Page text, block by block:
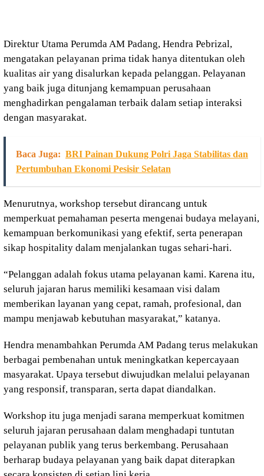
Direktur Utama Perumda AM Padang, Hendra Pebrizal,
mengatakan pelayanan prima tidak hanya ditentukan oleh
kualitas air yang disalurkan kepada pelanggan. Pelayanan
yang baik juga ditunjang kemampuan perusahaan
menghadirkan pengalaman terbaik dalam setiap interaksi
dengan masyarakat.
Baca Juga: BRI Painan Dukung Polri Jaga Stabilitas dan
Pertumbuhan Ekonomi Pesisir Selatan
Menurutnya, workshop tersebut dirancang untuk
memperkuat pemahaman peserta mengenai budaya melayani,
kemampuan berkomunikasi yang efektif, serta penerapan
sikap hospitality dalam menjalankan tugas sehari-hari.
“Pelanggan adalah fokus utama pelayanan kami. Karena itu,
seluruh jajaran harus memiliki kesamaan visi dalam
memberikan layanan yang cepat, ramah, profesional, dan
mampu menjawab kebutuhan masyarakat,” katanya.
Hendra menambahkan Perumda AM Padang terus melakukan
berbagai pembenahan untuk meningkatkan kepercayaan
masyarakat. Upaya tersebut diwujudkan melalui pelayanan
yang responsif, transparan, serta dapat diandalkan.
Workshop itu juga menjadi sarana memperkuat komitmen
seluruh jajaran perusahaan dalam menghadapi tuntutan
pelayanan publik yang terus berkembang. Perusahaan
berharap budaya pelayanan yang baik dapat diterapkan